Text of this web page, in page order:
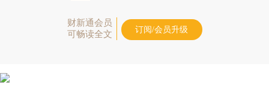
财新通会员
可畅读全文
订阅/会员升级